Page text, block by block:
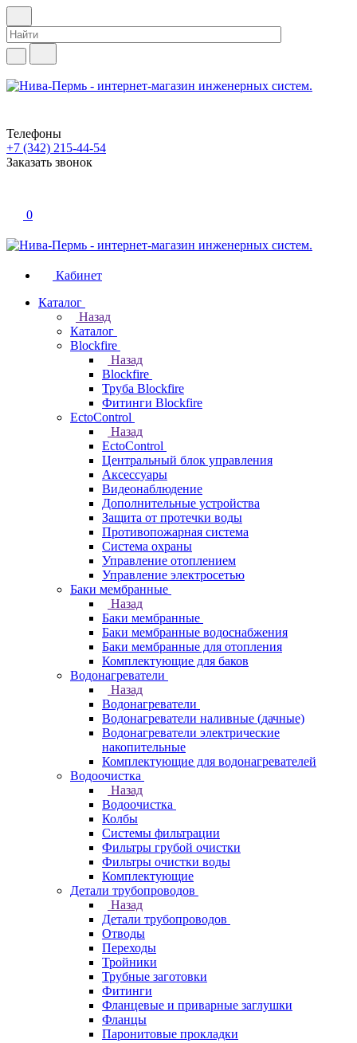
Телефоны
+7 (342) 215-44-54
Заказать звонок
0
Кабинет
Каталог
Назад
Каталог
Blockfire
Назад
Blockfire
Труба Blockfire
Фитинги Blockfire
EctoControl
Назад
EctoControl
Центральный блок управления
Аксессуары
Видеонаблюдение
Дополнительные устройства
Защита от протечки воды
Противопожарная система
Система охраны
Управление отоплением
Управление электросетью
Баки мембранные
Назад
Баки мембранные
Баки мембранные водоснабжения
Баки мембранные для отопления
Комплектующие для баков
Водонагреватели
Назад
Водонагреватели
Водонагреватели наливные (дачные)
Водонагреватели электрические
накопительные
Комплектующие для водонагревателей
Водоочистка
Назад
Водоочистка
Колбы
Системы фильтрации
Фильтры грубой очистки
Фильтры очистки воды
Комплектующие
Детали трубопроводов
Назад
Детали трубопроводов
Отводы
Переходы
Тройники
Трубные заготовки
Фитинги
Фланцевые и приварные заглушки
Фланцы
Паронитовые прокладки